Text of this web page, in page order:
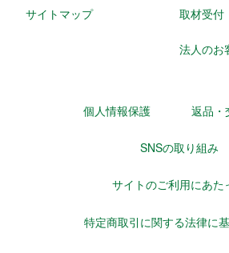
サイトマップ 取材受付
法人のお
個人情報保護 返品・
SNSの取り組み
サイトのご利用にあた
特定商取引に関する法律に